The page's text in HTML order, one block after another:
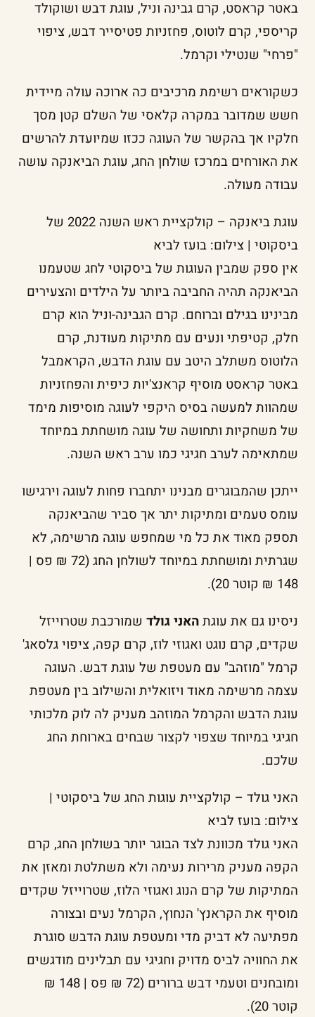
באטר קראסט, קרם גבינה וניל, עוגת דבש ושוקולד
קריספי, קרם לוטוס, פחזניות פטיסייר דבש, ציפוי
"פרחי" שנטילי וקרמל.
כשקוראים רשימת מרכיבים כה ארוכה עולה מיידית
חשש שמדובר במקרה קלאסי של השלם קטן מסך
חלקיו אך בהקשר של העוגה ככזו שמיועדת להרשים
את האורחים במרכז שולחן החג, עוגת הביאנקה עושה
עבודה מעולה.
עוגת ביאנקה – קולקציית ראש השנה 2022 של
ביסקוטי | צילום: בועז לביא
אין ספק שמבין העוגות של ביסקוטי לחג שטעמנו
הביאנקה תהיה החביבה ביותר על הילדים והצעירים
מבינינו בגילם וברוחם. קרם הגבינה-וניל הוא קרם
חלק, קטיפתי ונעים עם מתיקות מעודנת, קרם
הלוטוס משתלב היטב עם עוגת הדבש, הקראמבל
באטר קראסט מוסיף קראנצ'יות כיפית והפחזניות
שמהוות למעשה בסיס היקפי לעוגה מוסיפות מימד
של משחקיות ותחושה של עוגה מושחתת במיוחד
שמתאימה לערב חגיגי כמו ערב ראש השנה.
ייתכן שהמבוגרים מבנינו יתחברו פחות לעוגה וירגישו
עומס טעמים ומתיקות יתר אך סביר שהביאנקה
תספק מאוד את כל מי שמחפש עוגה מרשימה, לא
שגרתית ומושחתת במיוחד לשולחן החג (72 ₪ פס |
148 ₪ קוטר 20).
ניסינו גם את עוגתהאני גולד שמורכבת שטרוייזל
שקדים, קרם נוגט ואגוזי לוז, קרם קפה, ציפוי גלסאג'
קרמל "מוזהב" עם מעטפת של עוגת דבש. העוגה
עצמה מרשימה מאוד ויזואלית והשילוב בין מעטפת
עוגת הדבש והקרמל המוזהב מעניק לה לוק מלכותי
חגיגי במיוחד שצפוי לקצור שבחים בארוחת החג
שלכם.
האני גולד – קולקציית עוגות החג של ביסקוטי |
צילום: בועז לביא
האני גולד מכוונת לצד הבוגר יותר בשולחן החג, קרם
הקפה מעניק מרירות נעימה ולא משתלטת ומאזן את
המתיקות של קרם הנוג ואגוזי הלוז, שטרוייזל שקדים
מוסיף את הקראנץ' הנחוץ, הקרמל נעים ובצורה
מפתיעה לא דביק מדי ומעטפת עוגת הדבש סוגרת
את החוויה לביס מדויק וחגיגי עם תבלינים מודגשים
ומובחנים וטעמי דבש ברורים (72 ₪ פס | 148 ₪
קוטר 20).